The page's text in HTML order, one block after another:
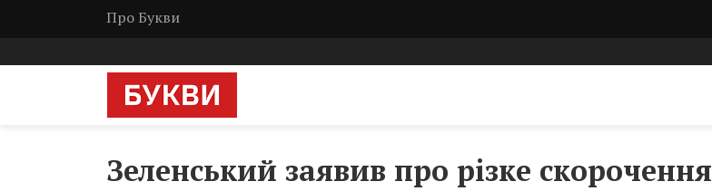
Про Букви
Зеленський заявив про різке скорочення